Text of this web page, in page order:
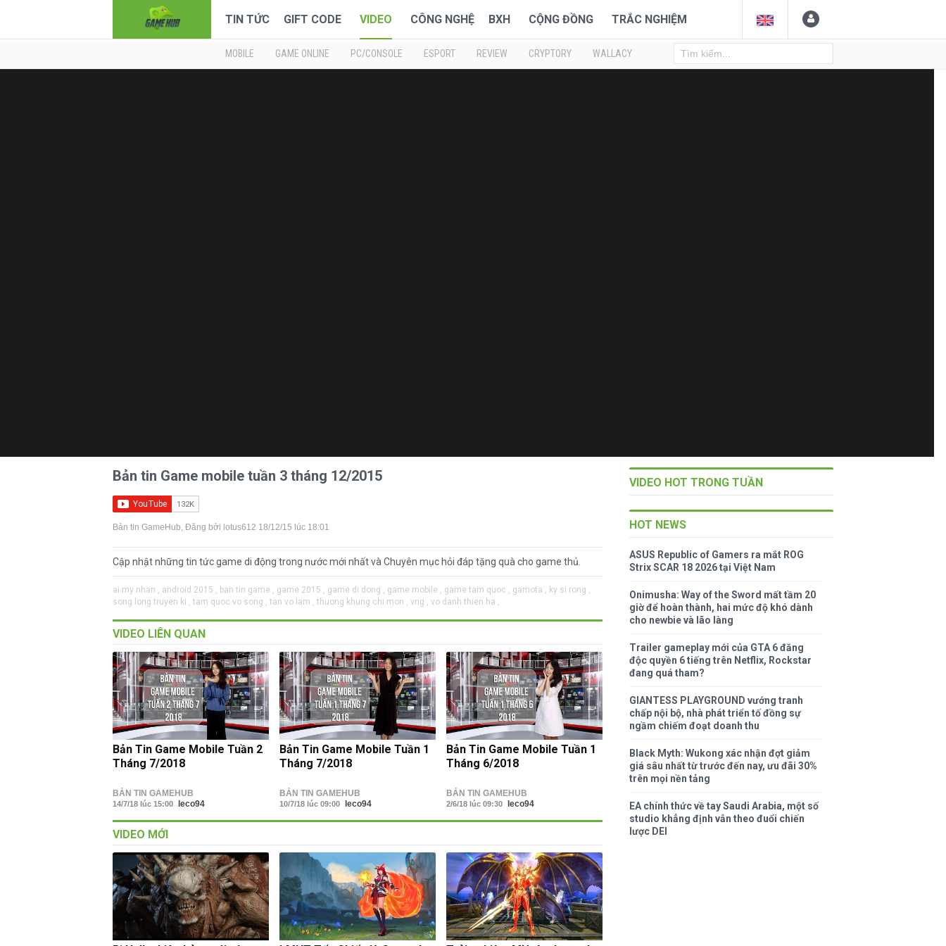
TIN TỨC GIFT CODE VIDEO CÔNG NGHỆ BXH CỘNG ĐỒNG TRẮC NGHIỆM
MOBILE GAME ONLINE PC/CONSOLE ESPORT REVIEW CRYPTORY WALLACY
Bản tin Game mobile tuần 3 tháng 12/2015
Bản tin GameHub, Đăng bởi lotus612 18/12/15 lúc 18:01
Cập nhật những tin tức game di động trong nước mới nhất và Chuyên mục hỏi đáp tặng quà cho game thủ.
ai my nhan , android 2015 , ban tin game , game 2015 , game di dong , game mobile , game tam quoc , gamota , ky si rong ,
song long truyen ki , tam quoc vo song , tan vo lam , thuong khung chi mon , vng , vo danh thien ha ,
VIDEO LIÊN QUAN
Bản Tin Game Mobile Tuần 2
Tháng 7/2018
BẢN TIN GAMEHUB
14/7/18 lúc 15:00 leco94
Bản Tin Game Mobile Tuần 1
Tháng 7/2018
BẢN TIN GAMEHUB
10/7/18 lúc 09:00 leco94
Bản Tin Game Mobile Tuần 1
Tháng 6/2018
BẢN TIN GAMEHUB
2/6/18 lúc 09:30 leco94
VIDEO MỚI
VIDEO HOT TRONG TUẦN
HOT NEWS
ASUS Republic of Gamers ra mắt ROG
Strix SCAR 18 2026 tại Việt Nam
Onimusha: Way of the Sword mất tầm 20
giờ để hoàn thành, hai mức độ khó dành
cho newbie và lão làng
Trailer gameplay mới của GTA 6 đăng
độc quyền 6 tiếng trên Netflix, Rockstar
đang quá tham?
GIANTESS PLAYGROUND vướng tranh
chấp nội bộ, nhà phát triển tố đồng sự
ngầm chiếm đoạt doanh thu
Black Myth: Wukong xác nhận đợt giảm
giá sâu nhất từ trước đến nay, ưu đãi 30%
trên mọi nền tảng
EA chính thức về tay Saudi Arabia, một số
studio khẳng định vẫn theo đuổi chiến
lược DEI